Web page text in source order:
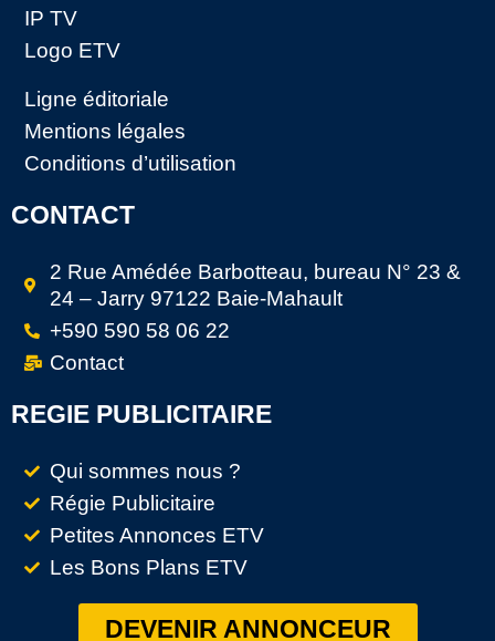
IP TV
Logo ETV
Ligne éditoriale
Mentions légales
Conditions d’utilisation
CONTACT
2 Rue Amédée Barbotteau, bureau N° 23 &
24 – Jarry 97122 Baie-Mahault
+590 590 58 06 22
Contact
REGIE PUBLICITAIRE
Qui sommes nous ?
Régie Publicitaire
Petites Annonces ETV
Les Bons Plans ETV
DEVENIR ANNONCEUR